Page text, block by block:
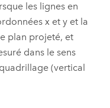
les lignes en
x et y et la
plan projeté, et
dans le sens
(vertical